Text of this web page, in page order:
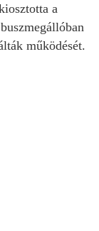
a
működését.